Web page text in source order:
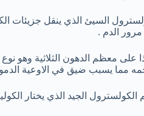
السيئ الذي ينقل جزيئات
الدم .
على معظم الدهون الثلاثية وهو
الجيد الذي يختار